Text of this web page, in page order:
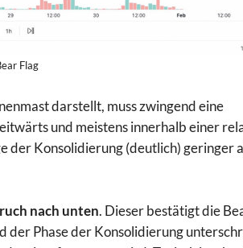
Flag
darstellt, muss zwingend eine
und meistens innerhalb einer
der Konsolidierung (deutlich) geringer
nach unten. Dieser bestätigt die
Phase der Konsolidierung